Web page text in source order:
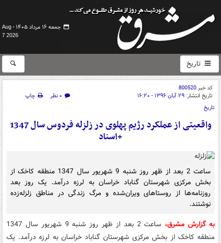
جمعه ۱۶ مرداد ۱۴۰۵ -
Aug
7 2026
تاریخ
کد خبر800520
تاریخ انتشار: ۲۹ آبان ۱۳۹۶ - ۱۶:۲۰ ۰ نظر
چاپ
تاریخ
واقعیتی از عملکرد رژیم پهلوی در زلزله فردوس سال 1347
+اسناد
ساعت 2 بعد از ظهر روز شنبه 9 شهریور سال 1347 منطقه کاخک از
بخش مرکزی شهرستان گناباد خراسان به لرزه درآمد. یک روز بعد
روزنامه‌ها از روستاهای ویران‌شده و مرگ زندگی در مناطق زلزله‌زده
نوشتند.
به گزارش مشرق،
ساعت 2 بعد از ظهر روز شنبه 9 شهریور سال 1347
منطقه کاخک از بخش مرکزی شهرستان گناباد خراسان به لرزه درآمد. یک